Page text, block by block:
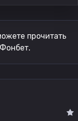
прочитать